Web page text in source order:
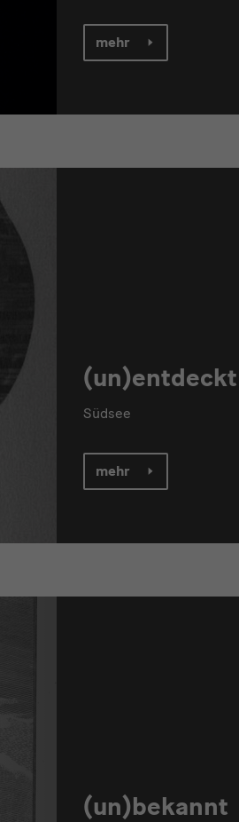
mehr
(un)entdeckt
Südsee
mehr
(un)bekannt